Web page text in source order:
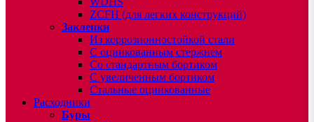
ZCFH (для легких конструкций)
Заклепки
Из коррозионностойкой стали
С оцинкованным стержнем
Со стандартным бортиком
С увеличенным бортиком
Стальные оцинкованные
Расходники
Буры